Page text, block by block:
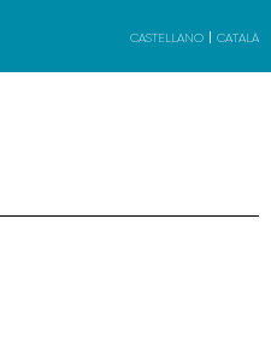
CASTELLANO CATALÀ